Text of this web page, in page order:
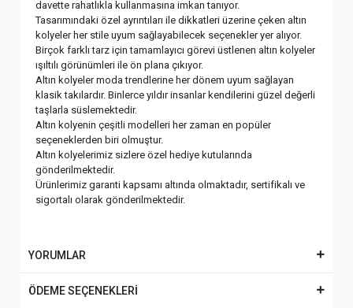
davette rahatlıkla kullanmasına imkan tanıyor.
Tasarımındaki özel ayrıntıları ile dikkatleri üzerine çeken altın
kolyeler her stile uyum sağlayabilecek seçenekler yer alıyor.
Birçok farklı tarz için tamamlayıcı görevi üstlenen altın kolyeler
ışıltılı görünümleri ile ön plana çıkıyor.
Altın kolyeler moda trendlerine her dönem uyum sağlayan
klasik takılardır. Binlerce yıldır insanlar kendilerini güzel değerli
taşlarla süslemektedir.
Altın kolyenin çeşitli modelleri her zaman en popüler
seçeneklerden biri olmuştur.
Altın kolyelerimiz sizlere özel hediye kutularında
gönderilmektedir.
Ürünlerimiz garanti kapsamı altında olmaktadır, sertifikalı ve
sigortalı olarak gönderilmektedir.
YORUMLAR
ÖDEME SEÇENEKLERİ